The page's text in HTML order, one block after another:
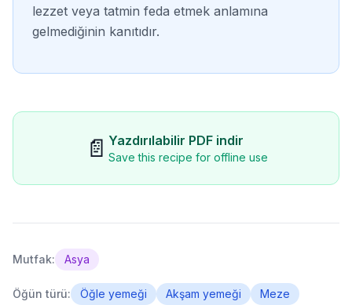
lezzet veya tatmin feda etmek anlamına
gelmediğinin kanıtıdır.
📄 Yazdırılabilir PDF indir
Save this recipe for offline use
Mutfak: Asya
Öğün türü: Öğle yemeği Akşam yemeği Meze